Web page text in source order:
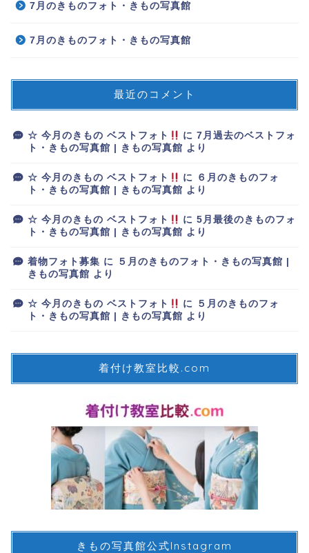
7月のきものフォト・きもの写真館
7月のきものフォト・きもの写真館
最近のコメント
☆ 今月のきもの ベストフォト に7月過去のベストフォ
ト・きもの写真館 | きもの写真館 より
☆ 今月のきもの ベストフォト に ６月のきものフォ
ト・きもの写真館 | きもの写真館 より
☆ 今月のきもの ベストフォト に5月最後のきものフォ
ト・きもの写真館 | きもの写真館 より
着物フォト募集 に ５月のきものフォト・きもの写真館 |
きもの写真館 より
☆ 今月のきもの ベストフォト に ５月のきものフォ
ト・きもの写真館 | きもの写真館 より
着付け教室比較.com
きもの写真館公式Instagram